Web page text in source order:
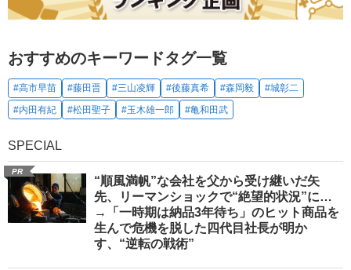
おすすめのキーワードタグ一覧
#高市早苗 #藤田晋 #三山凌輝 #後藤真希 #森岡毅
#城彰二
#内田有紀
#松田聖子 #玉木雄一郎 #亀和田武
SPECIAL
PR
“順風満帆”な会社を父から受け継いだ矢
先、リーマンショックで“絶望的状況”に…
→「一時期は納品3年待ち」のヒット商品を
生んで危機を脱した四代目社長が明か
す、“逆転の戦術”